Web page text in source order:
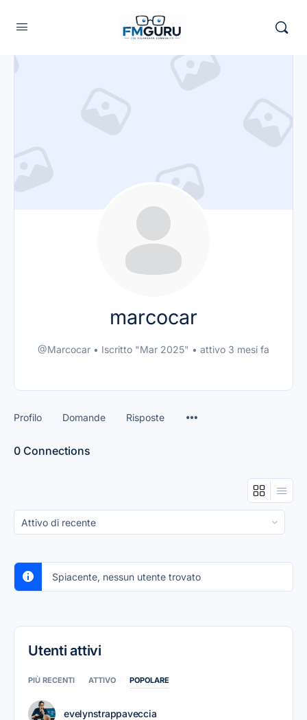
marcocar
@Marcocar • Iscritto "Mar 2025" • attivo 3 mesi fa
Profilo Domande Risposte
0 Connections
Mostra:
Spiacente, nessun utente trovato
Utenti attivi
PIÙ RECENTI ATTIVO POPOLARE
evelynstrappaveccia